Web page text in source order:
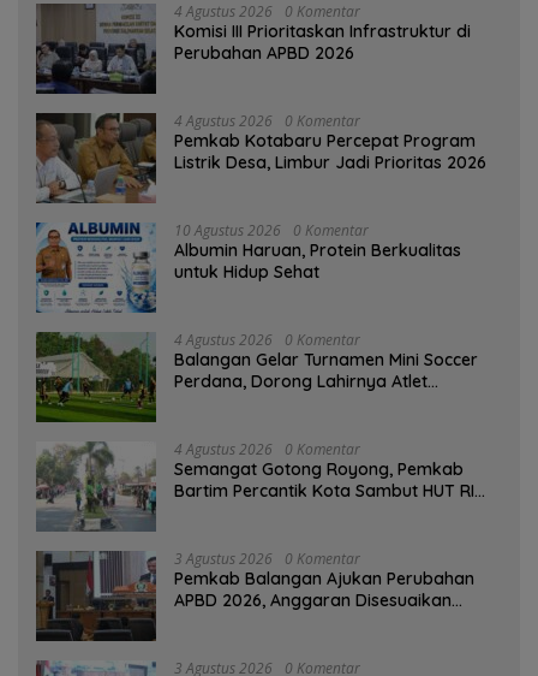
4 Agustus 2026 0 Komentar
‎Komisi III Prioritaskan Infrastruktur di
Perubahan APBD 2026
4 Agustus 2026 0 Komentar
Pemkab Kotabaru Percepat Program
Listrik Desa, Limbur Jadi Prioritas 2026
10 Agustus 2026 0 Komentar
Albumin Haruan, Protein Berkualitas
untuk Hidup Sehat
4 Agustus 2026 0 Komentar
Balangan Gelar Turnamen Mini Soccer
Perdana, Dorong Lahirnya Atlet
4 Agustus 2026 0 Komentar
Semangat Gotong Royong, Pemkab
Bartim Percantik Kota Sambut HUT RI
3 Agustus 2026 0 Komentar
Pemkab Balangan Ajukan Perubahan
APBD 2026, Anggaran Disesuaikan
3 Agustus 2026 0 Komentar